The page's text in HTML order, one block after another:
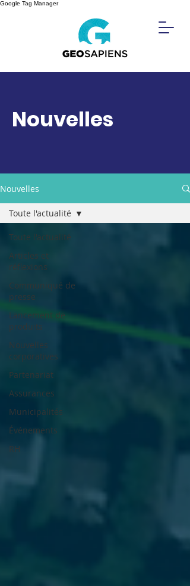
Google Tag Manager
Nouvelles
Nouvelles
Toute l'actualité
Articles et
réflexions
Communiqué de
presse
Lancement de
produits
Nouvelles
corporatives
Partenariat
Assurances
Municipalités
Événements
RH
Toute l'actualité